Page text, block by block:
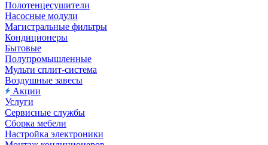
Полотенцесушители
Насосные модули
Магистральные фильтры
Кондиционеры
Бытовые
Полупромышленные
Мульти сплит-система
Воздушные завесы
Акции
Услуги
Сервисные службы
Сборка мебели
Настройка электроники